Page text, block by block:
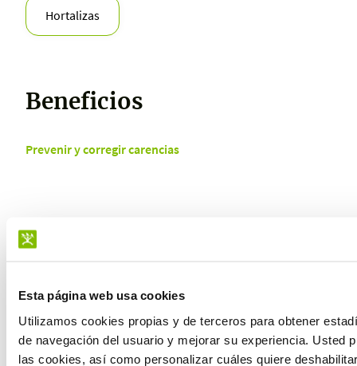
Esta página web usa cookies
Utilizamos cookies propias y de terceros para obtener
de navegación del usuario y mejorar su experiencia. Usted
las cookies, así como personalizar cuáles quiere
Hortalizas
Beneficios
Prevenir y corregir carencias